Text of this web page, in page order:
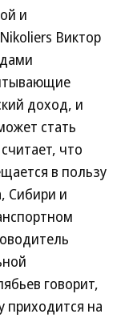
и
Виктор
доход, и
стать
что
в пользу
Сибири и
говорит,
приходится на